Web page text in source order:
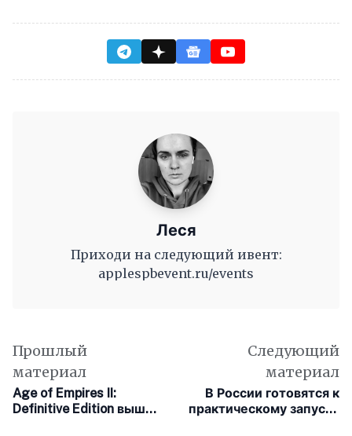
Леся
Приходи на следующий ивент:
applespbevent.ru/events
Прошлый
материал
Age of Empires II:
Definitive Edition вышла
Следующий
материал
В России готовятся к
практическому запуску